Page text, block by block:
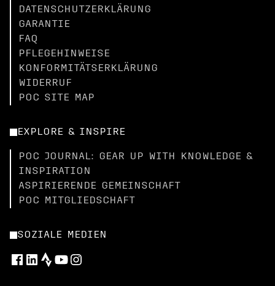
DATENSCHUTZERKLÄRUNG
GARANTIE
FAQ
PFLEGEHINWEISE
KONFORMITÄTSERKLÄRUNG
WIDERRUF
POC SITE MAP
EXPLORE & INSPIRE
POC JOURNAL: GEAR UP WITH KNOWLEDGE &
INSPIRATION
ASPIRIERENDE GEMEINSCHAFT
POC MITGLIEDSCHAFT
SOZIALE MEDIEN